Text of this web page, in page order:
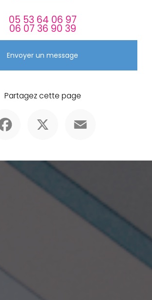
05 53 64 06 97
06 07 36 90 39
Envoyer un message
Partagez cette page